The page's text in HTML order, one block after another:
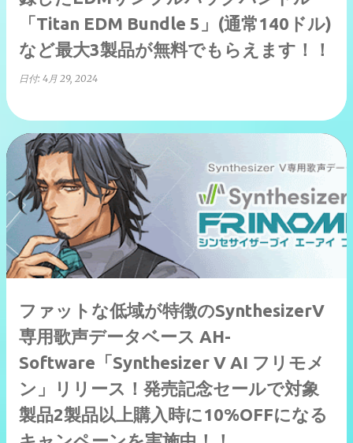
「Titan EDM Bundle 5」(通常140ドル)
など最大3製品が無料でもらえます！！
日付: 4月 29, 2024
ファットな低域が特徴のSynthesizerV
専用歌声データベース AH-
Software「Synthesizer V AI フリモメ
ン」リリース！発売記念セールで対象
製品2製品以上購入時に10%OFFになる